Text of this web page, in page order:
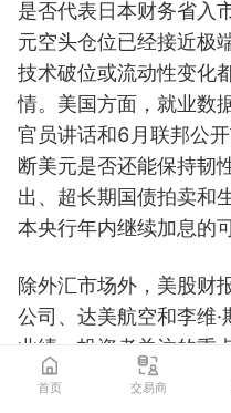
是否代表日本财务省入
元空头仓位已经接近极
技术破位或流动性变化
情。美国方面，就业数
官员讲话和6月联邦公
断美元是否还能保持韧
出、超长期国债拍卖和
本央行年内继续加息的
除外汇市场外，美股财
公司、达美航空和李维
业绩，投资者关注的重
包括北美消费需求是否
首页 交易商